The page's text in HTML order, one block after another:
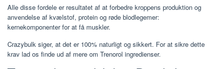
Alle disse fordele er resultatet af at forbedre kroppens produktion og
anvendelse af kvælstof, protein og røde blodlegemer:
kernekomponenter for at få muskler.
Crazybulk siger, at det er 100% naturligt og sikkert. For at sikre dette
krav lad os finde ud af mere om Trenorol ingredienser.